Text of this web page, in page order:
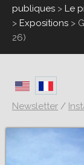
publiques > Le
> Expositions >
26)
Newsletter /